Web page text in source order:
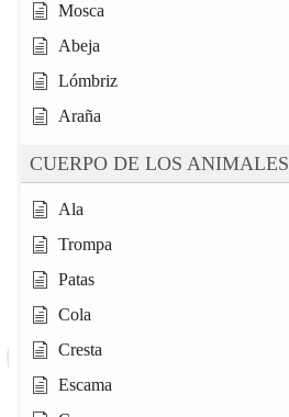
Mosca
Abeja
Lómbriz
Araña
CUERPO DE LOS ANIMALES
Ala
Trompa
Patas
Cola
Cresta
Escama